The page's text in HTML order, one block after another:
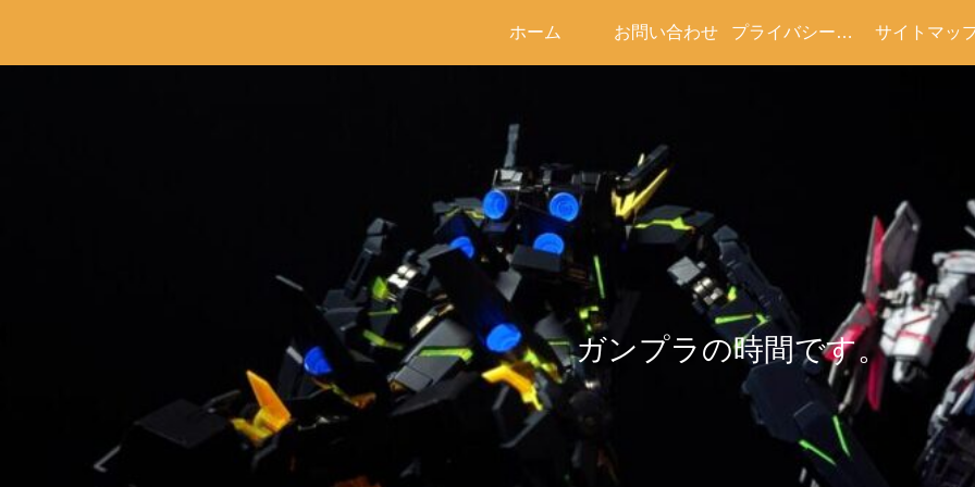
ガンプラの時間です。
ホーム お問い合わせ プライバシーポリシー サイトマッ